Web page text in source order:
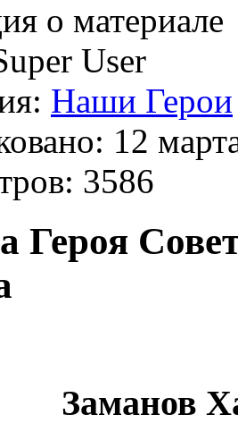
о материале
User
Наши Герои
12
3586
Героя
Заманов